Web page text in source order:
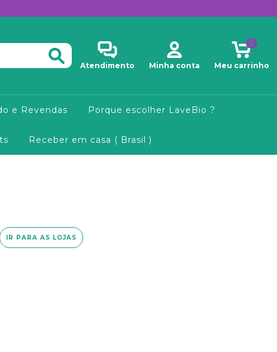
Atendimento Minha conta Meu carrinho
0
e Revendas Porque escolher LaveBio ?
Receber em casa ( Brasil )
IR PARA AS LOJAS